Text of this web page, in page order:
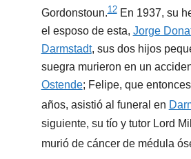
Gordonstoun.12 En 1937, su
el esposo de esta, Jorge
Darmstadt, sus dos hijos
suegra murieron en un
Ostende; Felipe, que
años, asistió al funeral en
siguiente, su tío y tutor Lord
murió de cáncer de médula